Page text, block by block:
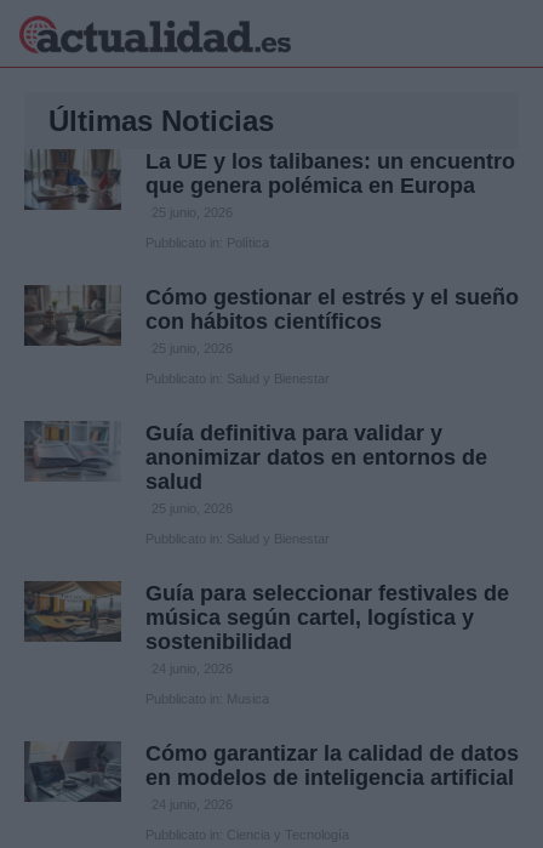
Política
Economía
Internacional
Viajes
Deportes
Gente
Últimas Noticias
La UE y los talibanes: un encuentro
que genera polémica en Europa
25 junio, 2026
Pubblicato in: Política
Cómo gestionar el estrés y el sueño
con hábitos científicos
25 junio, 2026
Pubblicato in: Salud y Bienestar
Guía definitiva para validar y
anonimizar datos en entornos de
salud
25 junio, 2026
Pubblicato in: Salud y Bienestar
Guía para seleccionar festivales de
música según cartel, logística y
sostenibilidad
24 junio, 2026
Pubblicato in: Musica
Cómo garantizar la calidad de datos
en modelos de inteligencia artificial
24 junio, 2026
Pubblicato in: Ciencia y Tecnología